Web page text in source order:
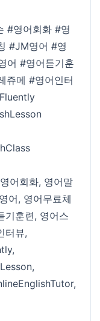
#영어회화 #영
#JM영어 #영
어 #영어듣기훈
쥬메 #영어인터
어회화, 영어말
어, 영어무료체
기훈련, 영어스
터뷰,